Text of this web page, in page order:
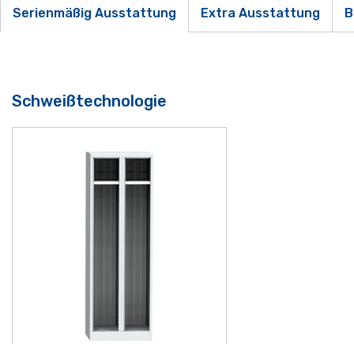
Serienmäßig Ausstattung Extra Ausstattung
Schweißtechnologie